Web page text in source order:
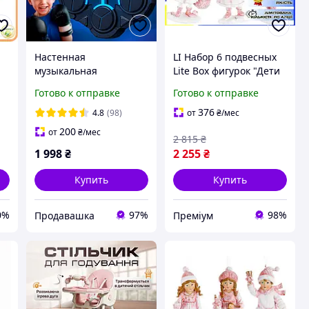
Настенная
музыкальная
интерактивный
тренажер для бокса
груша взрослым и
детям с блютуз и
перчатками в подарок
Готово к отправке
4.8 (98)
от 200 ₴/мес
1 998 ₴
Купить
Продавашка 97%
LI Набор 6 подвесных
Lite Box фигурок "Дети
розовом" 13см LIP77/R
Готово к отправке
от376₴/мес
2 255₴
2 815 ₴
Купить
Преміум 98%